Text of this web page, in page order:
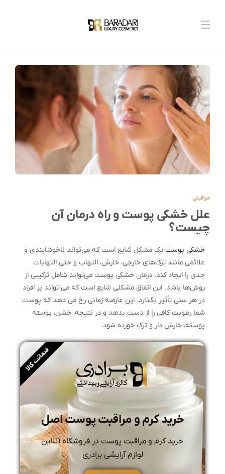
مراقبتی
علل خشکی پوست و راه درمان آن
چیست؟
خشکی پوست یک مشکل شایع است که می‌تواند ناخوشایندی و
علائمی مانند ترک‌های خارجی، خارش، التهاب و حتی التهابات
جدی را ایجاد کند. درمان خشکی پوست می‌تواند شامل ترکیبی از
روش‌ها باشد. این اتفاق مشکلی شایع است که می تواند بر افراد
در هر سنی تأثیر بگذارد. این عارضه زمانی رخ می دهد که پوست
شما رطوبت کافی را از دست بدهد و در نتیجه، خشن، پوسته
پوسته، خارش دار و ترک خورده شود.
خرید کرم و مراقبت پوست اصل
خرید کرم و مراقبت پوست در فروشگاه آنلاین
لوازم آرایشی برادری
ضمانت کالا